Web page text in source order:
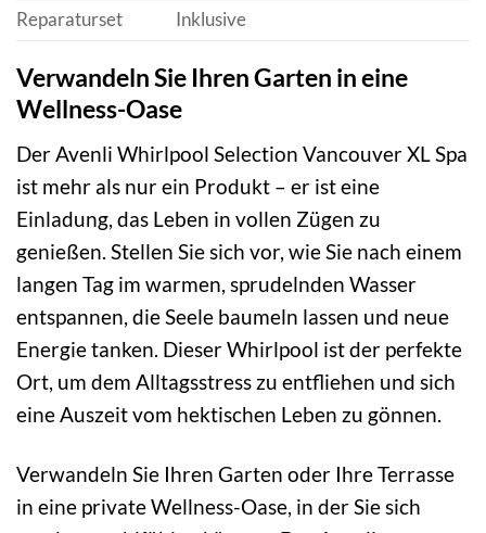
Reparaturset
Inklusive
Verwandeln Sie Ihren Garten in eine
Wellness-Oase
Der Avenli Whirlpool Selection Vancouver XL Spa
ist mehr als nur ein Produkt – er ist eine
Einladung, das Leben in vollen Zügen zu
genießen. Stellen Sie sich vor, wie Sie nach einem
langen Tag im warmen, sprudelnden Wasser
entspannen, die Seele baumeln lassen und neue
Energie tanken. Dieser Whirlpool ist der perfekte
Ort, um dem Alltagsstress zu entfliehen und sich
eine Auszeit vom hektischen Leben zu gönnen.
Verwandeln Sie Ihren Garten oder Ihre Terrasse
in eine private Wellness-Oase, in der Sie sich